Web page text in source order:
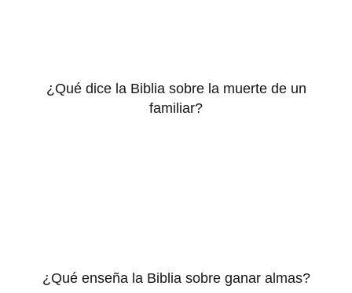
¿Qué dice la Biblia sobre la muerte de un
familiar?
¿Qué enseña la Biblia sobre ganar almas?